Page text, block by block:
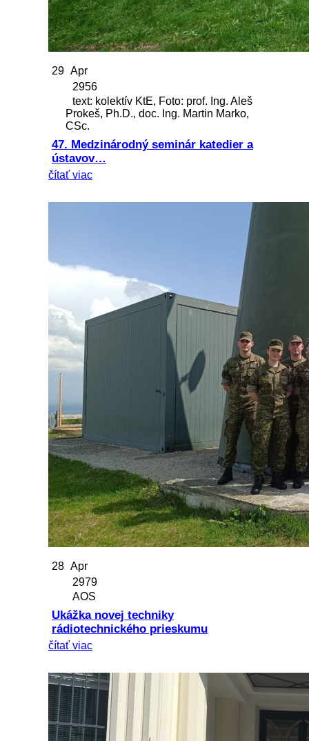
29 Apr
2956
text: kolektív KtE, Foto: prof. Ing. Aleš
Prokeš, Ph.D., doc. Ing. Martin Marko,
CSc.
47. Medzinárodný seminár katedier a
ústavov…
čítať viac
28 Apr
2979
AOS
Ukážka novej techniky
rádiotechnického prieskumu
čítať viac